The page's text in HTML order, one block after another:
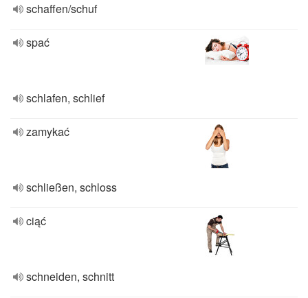
schaffen/schuf
spać
schlafen, schlief
zamykać
schließen, schloss
ciąć
schneiden, schnitt